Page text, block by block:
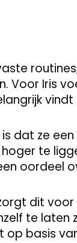
Voor Iris
dat ze een
te
oordeel
dit voor
te laten
op basis